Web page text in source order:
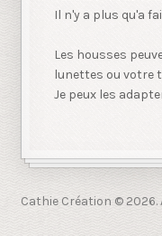
Il n'y a plus qu'a
Les housses
lunettes ou votre
Je peux les
Cathie Création © 2026.